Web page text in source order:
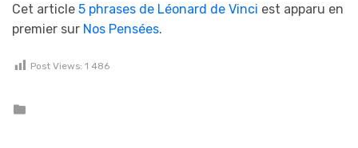
Cet article 5 phrases de Léonard de Vinci est apparu en
premier sur Nos Pensées.
Post Views: 1 486